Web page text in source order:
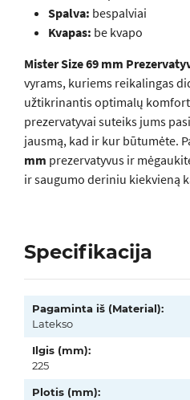
Spalva: bespalviai
Kvapas: be kvapo
Mister Size 69 mm
vyrams, kuriems reikalingas
užtikrinantis optimalų
prezervatyvai suteiks jums
jausmą, kad ir kur būtumėte.
mm prezervatyvus ir
ir saugumo deriniu kiekvieną
Specifikacija
Pagaminta iš (Material):
Latekso
Ilgis (mm):
225
Plotis (mm):